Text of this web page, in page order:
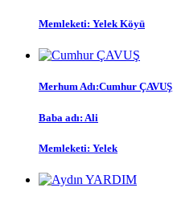
Memleketi: Yelek Köyü
Merhum Adı:Cumhur ÇAVUŞ
Baba adı: Ali
Memleketi: Yelek